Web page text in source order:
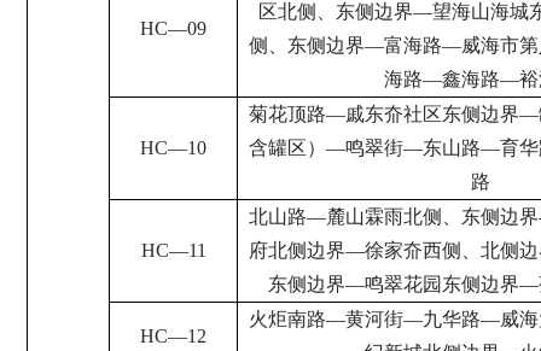
HC—09
区北侧、东侧边界—望海山海城
侧、东侧边界—富海路—威海市
海路—鑫海路—
HC—10
菊花顶路—戚东夼社区东侧边界—
含罐区） —鸣翠街—东山路—育
路
HC—11
北山路—麓山霖雨北侧、东侧边界
府北侧边界—徐家夼西侧、北侧
东侧边界—鸣翠花园东侧边界—
HC—12
火炬南路—黄河街—九华路—威